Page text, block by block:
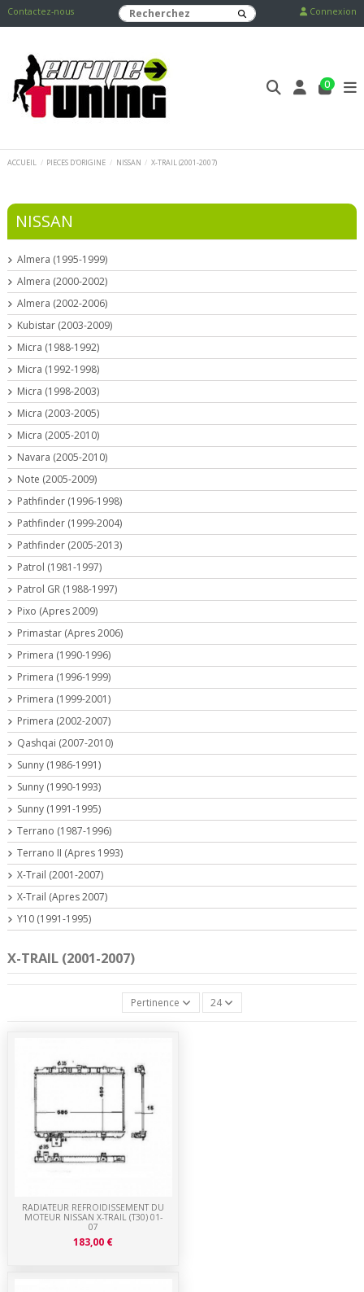
Contactez-nous Connexion
0
ACCUEIL PIECES D'ORIGINE NISSAN X-TRAIL (2001-2007)
X-TRAIL (2001-2007)
Pertinence 24
RADIATEUR REFROIDISSEMENT DU
MOTEUR NISSAN X-TRAIL (T30) 01-
07
183,00 €
NISSAN
Almera (1995-1999)
Almera (2000-2002)
Almera (2002-2006)
Kubistar (2003-2009)
Micra (1988-1992)
Micra (1992-1998)
Micra (1998-2003)
Micra (2003-2005)
Micra (2005-2010)
Navara (2005-2010)
Note (2005-2009)
Pathfinder (1996-1998)
Pathfinder (1999-2004)
Pathfinder (2005-2013)
Patrol (1981-1997)
Patrol GR (1988-1997)
Pixo (Apres 2009)
Primastar (Apres 2006)
Primera (1990-1996)
Primera (1996-1999)
Primera (1999-2001)
Primera (2002-2007)
Qashqai (2007-2010)
Sunny (1986-1991)
Sunny (1990-1993)
Sunny (1991-1995)
Terrano (1987-1996)
Terrano II (Apres 1993)
X-Trail (2001-2007)
X-Trail (Apres 2007)
Y10 (1991-1995)